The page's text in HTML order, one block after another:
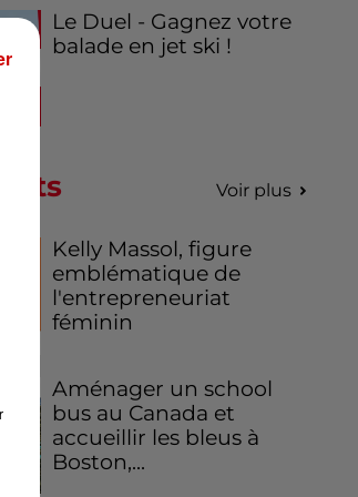
Le Duel - Gagnez votre
balade en jet ski !
Voir plus
Kelly Massol, figure
emblématique de
l'entrepreneuriat
féminin
Aménager un school
bus au Canada et
accueillir les bleus à
Boston,...